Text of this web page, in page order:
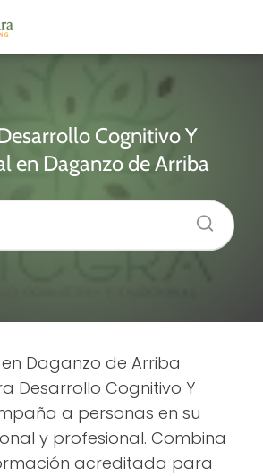
Cognitivo Y
en Daganzo de Arriba
Daganzo de Arriba
Desarrollo Cognitivo Y
a personas en su
y profesional. Combina
acreditada para